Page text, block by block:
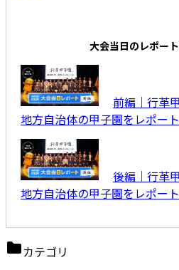
大会当日のレポー
前編｜行革
地方自治体の甲子園をレポート
後編｜行革
地方自治体の甲子園をレポート
カテゴリ